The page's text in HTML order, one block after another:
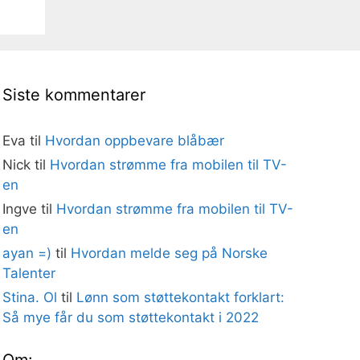
Siste kommentarer
Eva til Hvordan oppbevare blåbær
Nicktil Hvordan strømme fra mobilen til TV-
en
Ingve til Hvordan strømme fra mobilen til TV-
en
ayan =) til Hvordan melde seg på Norske
Talenter
Stina. Ol til Lønn som støttekontakt forklart:
Så mye får du som støttekontakt i 2022